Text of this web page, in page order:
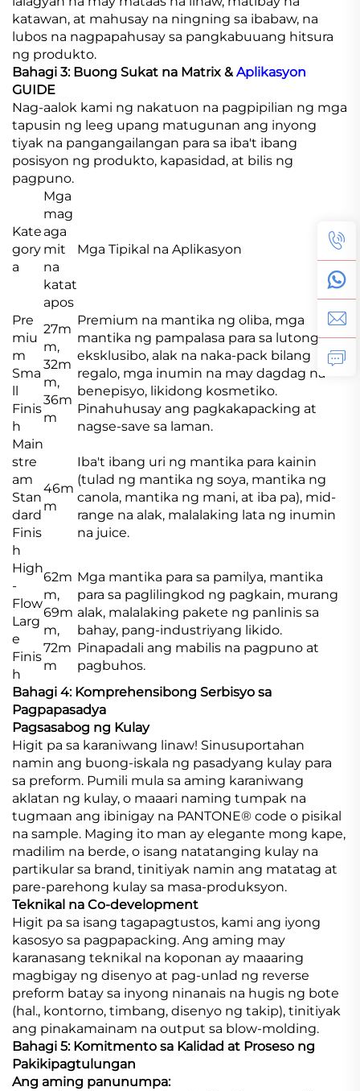
katawan, at mahusay na ningning sa ibabaw, na
lubos na nagpapahusay sa pangkabuuang hitsura
ng produkto.
Bahagi 3: Buong Sukat na Matrix & Aplikasyon
GUIDE
Nag-aalok kami ng nakatuon na pagpipilian ng mga
tapusin ng leeg upang matugunan ang inyong
tiyak na pangangailangan para sa iba't ibang
posisyon ng produkto, kapasidad, at bilis ng
pagpuno.
Kate
gory
a
Mga
mag
aga
mit
na
katat
apos
Mga Tipikal na Aplikasyon
Pre
miu
m
Sma
Finis
h
27m
m,
32m
m,
36m
m
Premium na mantika ng oliba, mga
mantika ng pampalasa para sa lutong
eksklusibo, alak na naka-pack bilang
regalo, mga inumin na may dagdag na
benepisyo, likidong kosmetiko.
Pinahuhusay ang pagkakapacking at
nagse-save sa laman.
Main
stre
am
Stan
dard
Finis
h
46m
m
Iba't ibang uri ng mantika para kainin
(tulad ng mantika ng soya, mantika ng
canola, mantika ng mani, at iba pa), mid-
range na alak, malalaking lata ng inumin
na juice.
High
-
Flow
Larg
e
Finis
h
62m
m,
69m
m,
72m
m
Mga mantika para sa pamilya, mantika
para sa paglilingkod ng pagkain, murang
alak, malalaking pakete ng panlinis sa
bahay, pang-industriyang likido.
Pinapadali ang mabilis na pagpuno at
pagbuhos.
Bahagi 4: Komprehensibong Serbisyo sa
Pagpapasadya
Pagsasabog ng Kulay
Higit pa sa karaniwang linaw! Sinusuportahan
namin ang buong-iskala ng pasadyang kulay para
sa preform. Pumili mula sa aming karaniwang
aklatan ng kulay, o maaari naming tumpak na
tugmaan ang ibinigay na PANTONE® code o pisikal
na sample. Maging ito man ay elegante mong kape,
madilim na berde, o isang natatanging kulay na
partikular sa brand, tinitiyak namin ang matatag at
pare-parehong kulay sa masa-produksyon.
Teknikal na Co-development
Higit pa sa isang tagapagtustos, kami ang iyong
kasosyo sa pagpapacking. Ang aming may
karanasang teknikal na koponan ay maaaring
magbigay ng disenyo at pag-unlad ng reverse
preform batay sa inyong ninanais na hugis ng bote
(hal., kontorno, timbang, disenyo ng takip), tinitiyak
ang pinakamainam na output sa blow-molding.
Bahagi 5: Komitmento sa Kalidad at Proseso ng
Pakikipagtulungan
Ang aming panunumpa: